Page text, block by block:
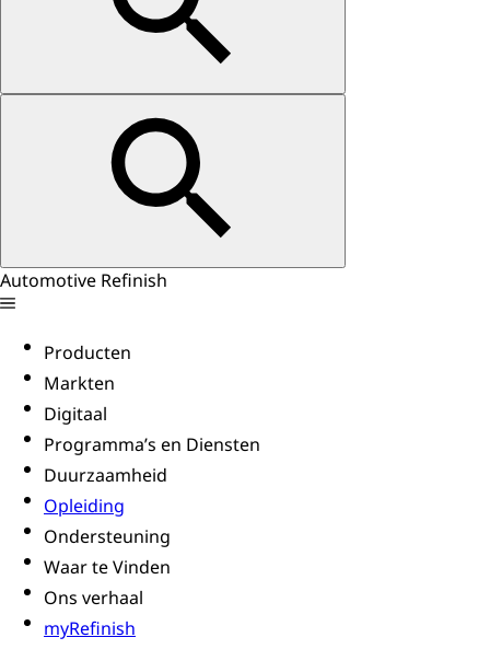
Automotive Refinish
Producten
Markten
Digitaal
Programma’s en Diensten
Duurzaamheid
Opleiding
Ondersteuning
Waar te Vinden
Ons verhaal
myRefinish